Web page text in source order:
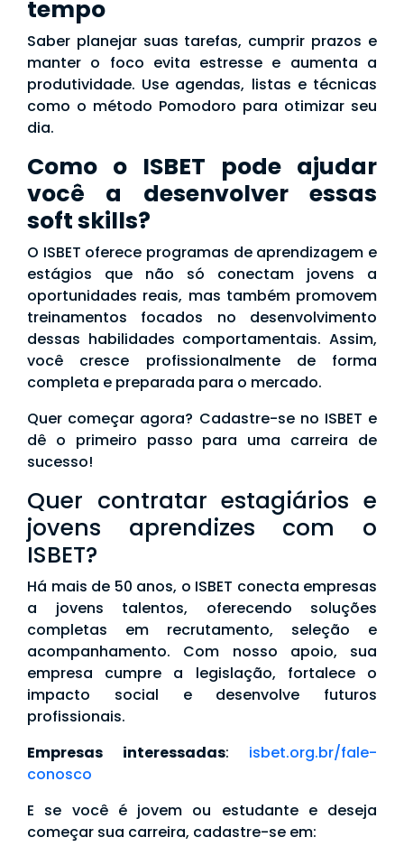
tempo
Saber planejar suas tarefas, cumprir prazos e
manter o foco evita estresse e aumenta a
produtividade. Use agendas, listas e técnicas
como o método Pomodoro para otimizar seu
dia.
Como o ISBET pode ajudar
você a desenvolver essas
soft skills?
O ISBET oferece programas de aprendizagem e
estágios que não só conectam jovens a
oportunidades reais, mas também promovem
treinamentos focados no desenvolvimento
dessas habilidades comportamentais. Assim,
você cresce profissionalmente de forma
completa e preparada para o mercado.
Quer começar agora? Cadastre-se no ISBET e
dê o primeiro passo para uma carreira de
sucesso!
Quer contratar estagiários e
jovens aprendizes com o
ISBET?
Há mais de 50 anos, o ISBET conecta empresas
a jovens talentos, oferecendo soluções
completas em recrutamento, seleção e
acompanhamento. Com nosso apoio, sua
empresa cumpre a legislação, fortalece o
impacto social e desenvolve futuros
profissionais.
Empresas interessadas: isbet.org.br/fale-
conosco
E se você é jovem ou estudante e deseja
começar sua carreira, cadastre-se em: